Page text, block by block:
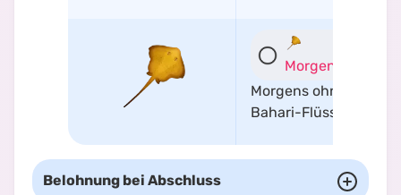
Morgens ohne Köder
Bahari-Flüssen
Belohnung bei Abschluss